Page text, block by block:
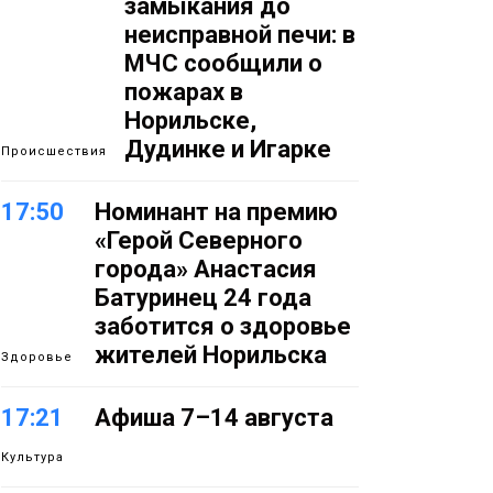
Происшествия
замыкания до
неисправной печи: в
МЧС сообщили о
пожарах в
Норильске,
Дудинке и Игарке
17:50
Здоровье
Номинант на премию
«Герой Северного
города» Анастасия
Батуринец 24 года
заботится о здоровье
жителей Норильска
17:21
Культура
Афиша 7–14 августа